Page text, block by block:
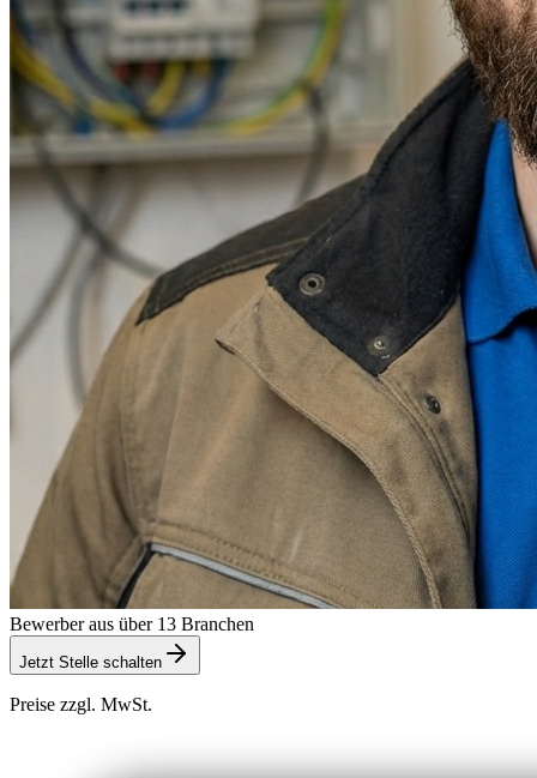
Bewerber aus über 13 Branchen
Jetzt Stelle schalten
Preise zzgl. MwSt.